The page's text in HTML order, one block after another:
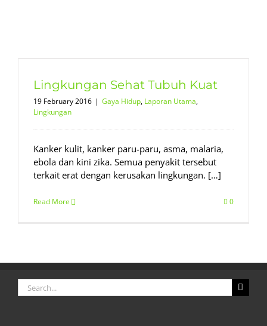
Lingkungan Sehat Tubuh Kuat
19 February 2016 | Gaya Hidup, Laporan Utama,
Lingkungan
Kanker kulit, kanker paru-paru, asma, malaria,
ebola dan kini zika. Semua penyakit tersebut
terkait erat dengan kerusakan lingkungan. […]
Read More 0
Search
for: